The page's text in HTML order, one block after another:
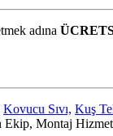
adına
Kovucu Sıvı, Kuş
Montaj